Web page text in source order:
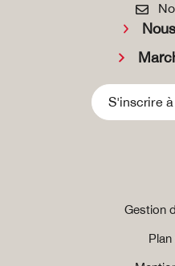
S'inscrire
Gestion